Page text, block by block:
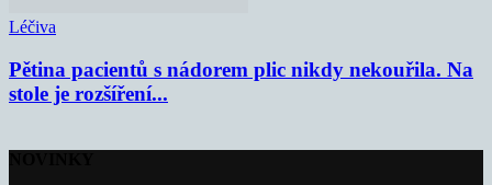
Léčiva
Pětina pacientů s nádorem plic nikdy nekouřila. Na
stole je rozšíření...